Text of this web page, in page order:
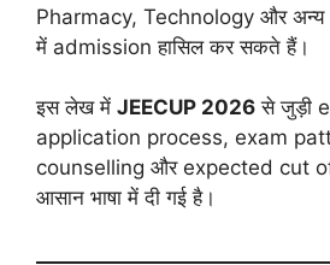
Pharmacy, Technology और
में admission हासिल कर सकते हैं।
इस लेख में JEECUP 2026 से जुड़ी
application process, exam
counselling और expected cut off
आसान भाषा में दी गई है।